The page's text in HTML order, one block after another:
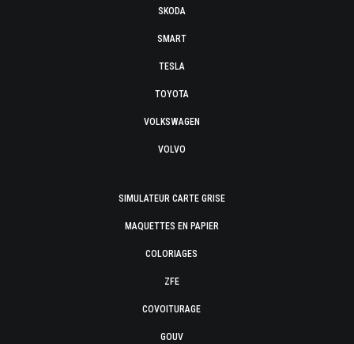
SKODA
SMART
TESLA
TOYOTA
VOLKSWAGEN
VOLVO
SIMULATEUR CARTE GRISE
MAQUETTES EN PAPIER
COLORIAGES
ZFE
COVOITURAGE
GOUV